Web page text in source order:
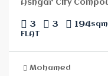
3 3 194sqm
FLAT
Mohamed